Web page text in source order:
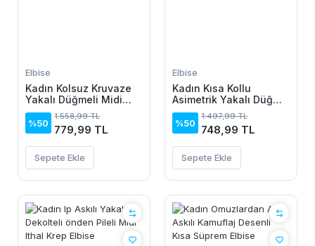
Elbise
Kadın Kolsuz Kruvaze
Yakalı Düğmeli Midi
Keten Elbise
%50
1.558,99 TL
779,99 TL
Sepete Ekle
Elbise
Kadın Kısa Kollu
Asimetrik Yakalı Düğme
Detaylı Midi Viskon
Elbise
%50
1.497,99 TL
748,99 TL
Sepete Ekle